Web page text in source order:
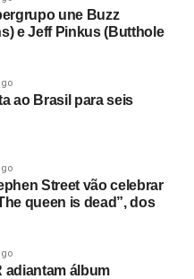
une Buzz
e Jeff Pinkus (Butthole
ao Brasil para seis
Street vão celebrar
queen is dead”, dos
adiantam álbum